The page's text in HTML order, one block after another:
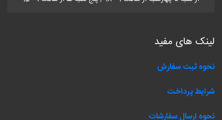
لینک های مفید
نحوه ثبت سفارش
شرایط پرداخت
نحوه ارسال سفارشات